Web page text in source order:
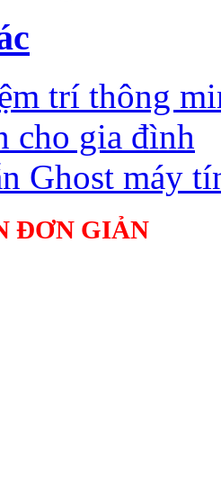
trí thông
cho gia đình
Ghost máy
ĐƠN GIẢN